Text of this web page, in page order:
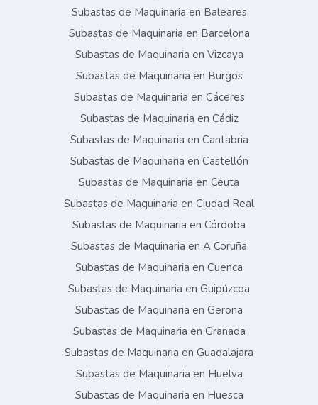
Subastas de Maquinaria en Baleares
Subastas de Maquinaria en Barcelona
Subastas de Maquinaria en Vizcaya
Subastas de Maquinaria en Burgos
Subastas de Maquinaria en Cáceres
Subastas de Maquinaria en Cádiz
Subastas de Maquinaria en Cantabria
Subastas de Maquinaria en Castellón
Subastas de Maquinaria en Ceuta
Subastas de Maquinaria en Ciudad Real
Subastas de Maquinaria en Córdoba
Subastas de Maquinaria en A Coruña
Subastas de Maquinaria en Cuenca
Subastas de Maquinaria en Guipúzcoa
Subastas de Maquinaria en Gerona
Subastas de Maquinaria en Granada
Subastas de Maquinaria en Guadalajara
Subastas de Maquinaria en Huelva
Subastas de Maquinaria en Huesca